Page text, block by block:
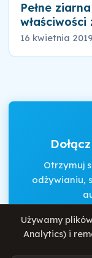
Pełne
16 kwietnia 2019
Otrzymuj
odżywianiu,
Używamy
Analytics) i